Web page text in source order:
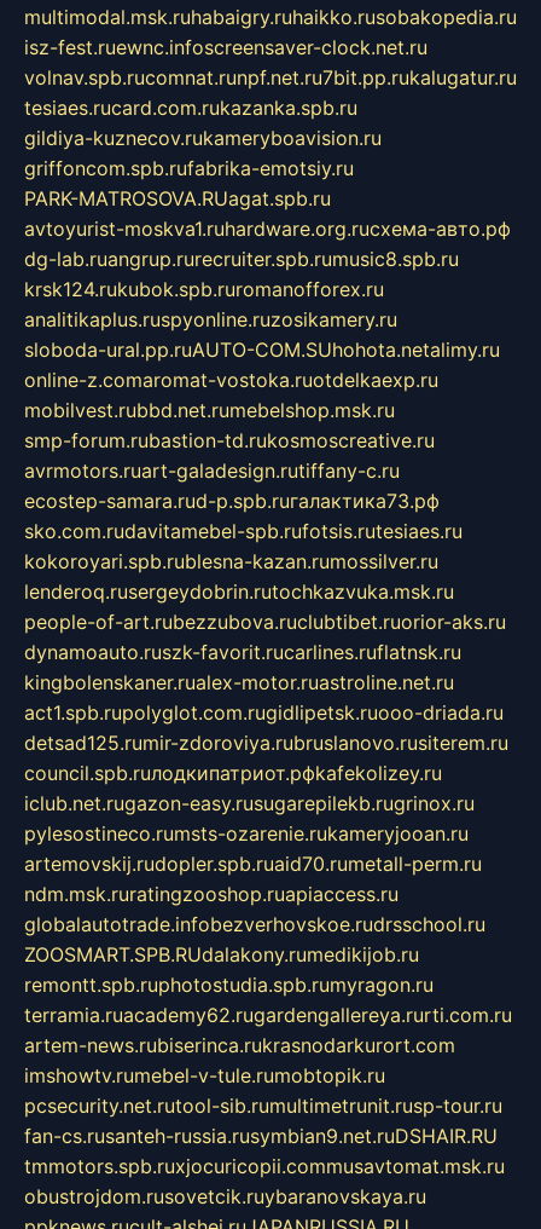
multimodal.msk.ruhabaigry.ruhaikko.rusobakopedia.ru
isz-fest.ruewnc.infoscreensaver-clock.net.ru
volnav.spb.rucomnat.runpf.net.ru7bit.pp.rukalugatur.ru
tesiaes.rucard.com.rukazanka.spb.ru
gildiya-kuznecov.rukameryboavision.ru
griffoncom.spb.rufabrika-emotsiy.ru
PARK-MATROSOVA.RUagat.spb.ru
avtoyurist-moskva1.ruhardware.org.ruсхема-авто.рф
dg-lab.ruangrup.rurecruiter.spb.rumusic8.spb.ru
krsk124.rukubok.spb.ruromanofforex.ru
analitikaplus.ruspyonline.ruzosikamery.ru
sloboda-ural.pp.ruAUTO-COM.SUhohota.netalimy.ru
online-z.comaromat-vostoka.ruotdelkaexp.ru
mobilvest.rubbd.net.rumebelshop.msk.ru
smp-forum.rubastion-td.rukosmoscreative.ru
avrmotors.ruart-galadesign.rutiffany-c.ru
ecostep-samara.rud-p.spb.ruгалактика73.рф
sko.com.rudavitamebel-spb.rufotsis.rutesiaes.ru
kokoroyari.spb.rublesna-kazan.rumossilver.ru
lenderoq.rusergeydobrin.rutochkazvuka.msk.ru
people-of-art.rubezzubova.ruclubtibet.ruorior-aks.ru
dynamoauto.ruszk-favorit.rucarlines.ruflatnsk.ru
kingbolenskaner.rualex-motor.ruastroline.net.ru
act1.spb.rupolyglot.com.rugidlipetsk.ruooo-driada.ru
detsad125.rumir-zdoroviya.rubruslanovo.rusiterem.ru
council.spb.ruлодкипатриот.рфkafekolizey.ru
iclub.net.rugazon-easy.rusugarepilekb.rugrinox.ru
pylesostineco.rumsts-ozarenie.rukameryjooan.ru
artemovskij.rudopler.spb.ruaid70.rumetall-perm.ru
ndm.msk.ruratingzooshop.ruapiaccess.ru
globalautotrade.infobezverhovskoe.rudrsschool.ru
ZOOSMART.SPB.RUdalakony.rumedikijob.ru
remontt.spb.ruphotostudia.spb.rumyragon.ru
terramia.ruacademy62.rugardengallereya.rurti.com.ru
artem-news.rubiserinca.rukrasnodarkurort.com
imshowtv.rumebel-v-tule.rumobtopik.ru
pcsecurity.net.rutool-sib.rumultimetrunit.rusp-tour.ru
fan-cs.rusanteh-russia.rusymbian9.net.ruDSHAIR.RU
tmmotors.spb.ruxjocuricopii.commusavtomat.msk.ru
obustrojdom.rusovetcik.ruybaranovskaya.ru